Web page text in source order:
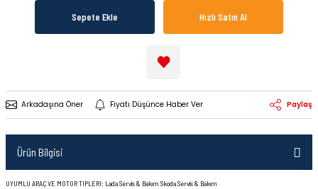
Sepete Ekle Hızlı Satın Al
Arkadaşına Öner Fiyatı Düşünce Haber Ver Paylaş
Ürün Bilgisi
UYUMLU ARAÇ VE MOTOR TIPLERI: Lada Servis & Bakım Skoda Servis & Bakım